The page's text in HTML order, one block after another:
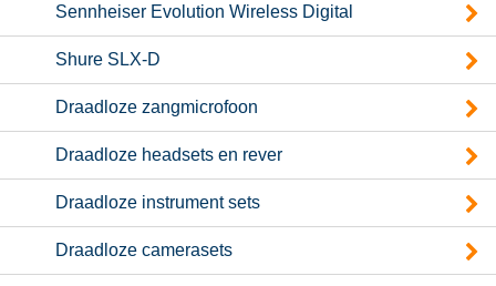
Sennheiser Evolution Wireless Digital
Shure SLX-D
Draadloze zangmicrofoon
Draadloze headsets en rever
Draadloze instrument sets
Draadloze camerasets